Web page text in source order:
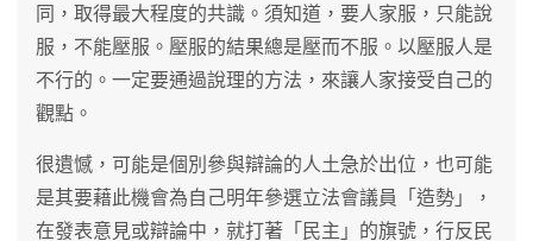
同，取得最大程度的共識。須知道，要人家服，只能說
服，不能壓服。壓服的結果總是壓而不服。以壓服人是
不行的。一定要通過說理的方法，來讓人家接受自己的
觀點。
很遺憾，可能是個別參與辯論的人土急於出位，也可能
是其要藉此機會為自己明年參選立法會議員「造勢」，
在發表意見或辯論中，就打著「民主」的旗號，行反民